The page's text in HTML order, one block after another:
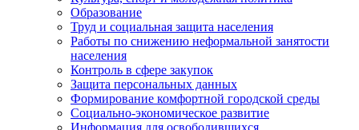
Образование
Труд и социальная защита населения
Работы по снижению неформальной занятости
населения
Контроль в сфере закупок
Защита персональных данных
Формирование комфортной городской среды
Социально-экономическое развитие